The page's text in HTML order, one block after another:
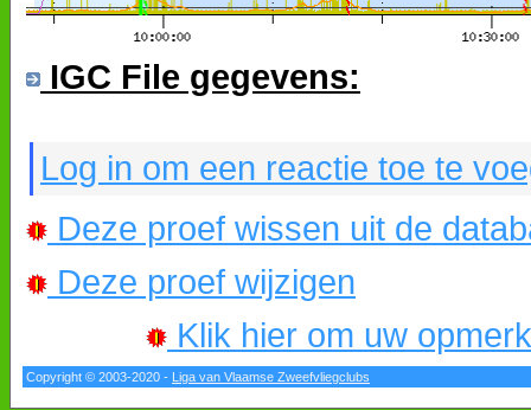
IGC File gegevens:
Log in om een reactie toe te
Deze proef wissen uit de
Deze proef wijzigen
Klik hier om uw
Copyright © 2003-2020 - Liga van Vlaamse Zweefvliegclubs